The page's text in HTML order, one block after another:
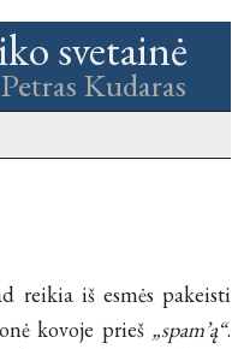
svetainė
Petras Kudaras
reikia iš esmės pakeisti
kovoje prieš „spam’ą“.